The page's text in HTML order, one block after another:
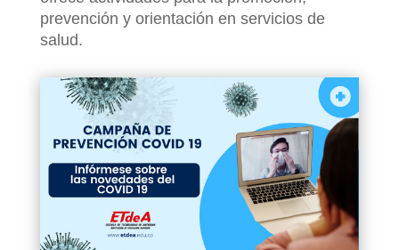
prevención y orientación en servicios de
salud.